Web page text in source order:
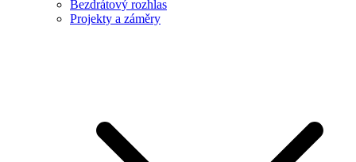
Bezdrátový rozhlas
Projekty a záměry